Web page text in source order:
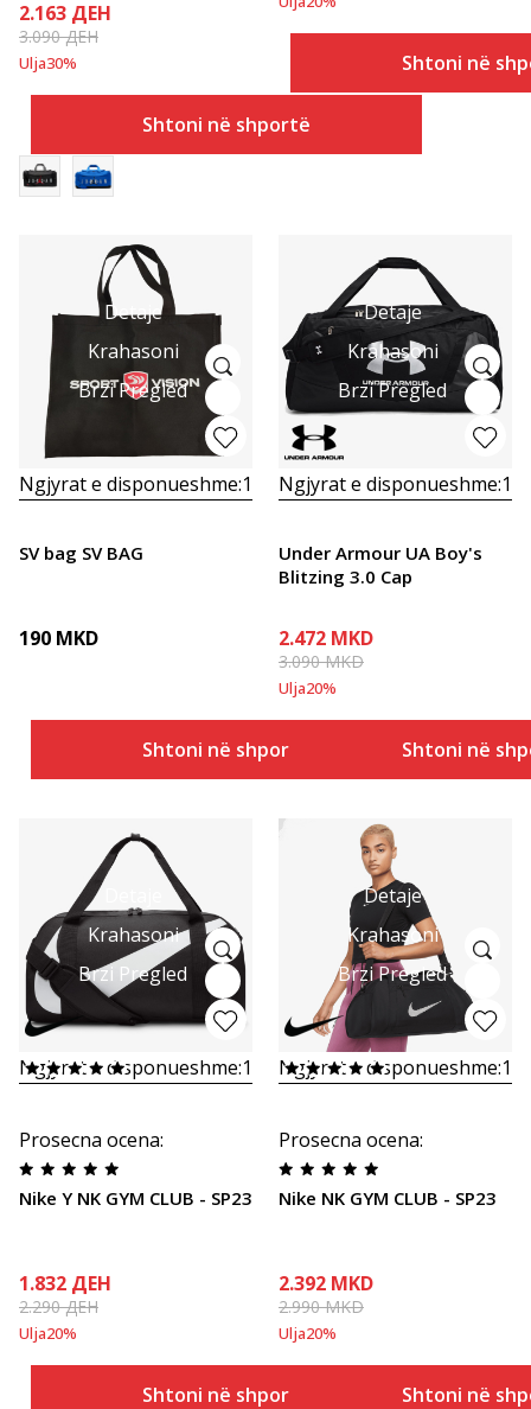
2.163 ДЕН
3.090ДЕН
Ulja30%
Shtoni në shportë
Shtoni në
Detaje
Krahasoni
Brzi Pregled
Ngjyrat e disponueshme:1
SV bag SV BAG
190 MKD
Shtoni në shportë
Detaje
Krahasoni
Brzi Pregled
Ngjyrat e disponueshme:1
Under Armour UA Boy's
Blitzing 3.0 Cap
2.472 MKD
3.090MKD
Ulja20%
Shtoni në
Krahasoni
Brzi Pregled
Ngjyrat e disponueshme:1
Prosecna ocena:
Nike Y NK GYM CLUB - SP23
1.832 ДЕН
2.290ДЕН
Ulja20%
Shtoni në shportë
Detaje
Krahasoni
Brzi Pregled
Ngjyrat e disponueshme:1
Prosecna ocena:
Nike NK GYM CLUB - SP23
2.392 MKD
2.990MKD
Ulja20%
Shtoni në